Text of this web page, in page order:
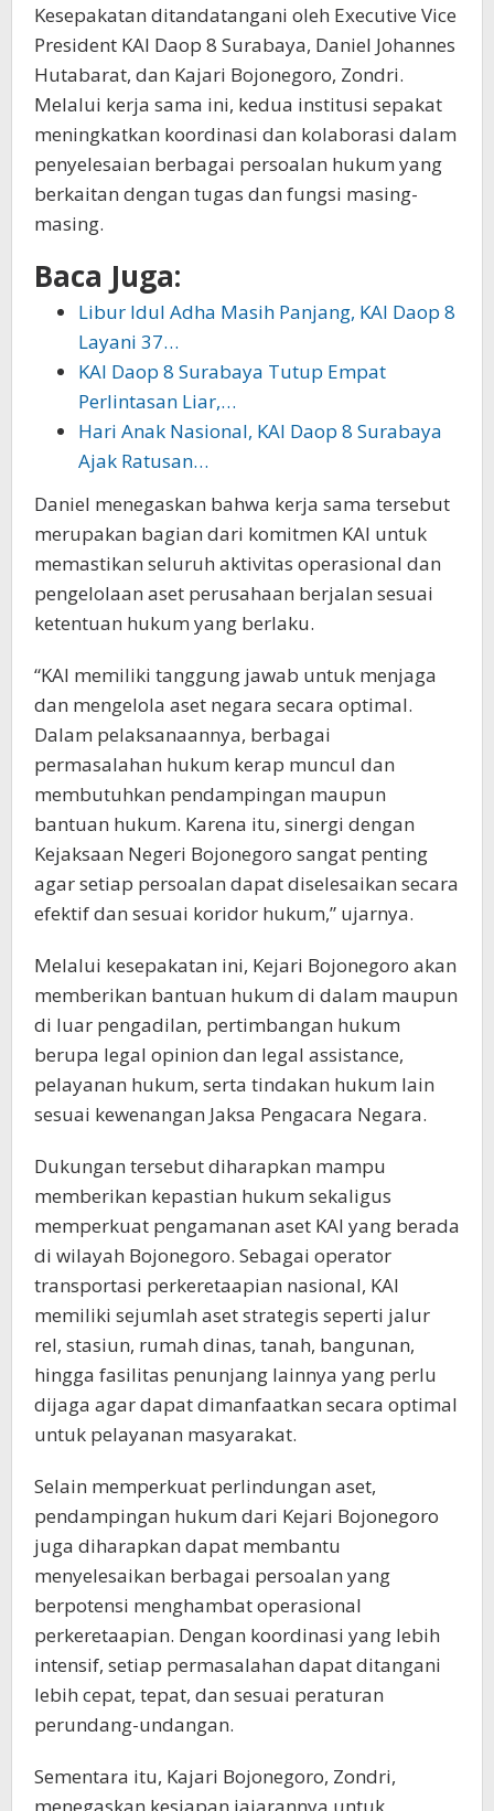
Kesepakatan ditandatangani oleh Executive Vice
President KAI Daop 8 Surabaya, Daniel Johannes
Hutabarat, dan Kajari Bojonegoro, Zondri.
Melalui kerja sama ini, kedua institusi sepakat
meningkatkan koordinasi dan kolaborasi dalam
penyelesaian berbagai persoalan hukum yang
berkaitan dengan tugas dan fungsi masing-
masing.
Baca Juga:
Libur Idul Adha Masih Panjang, KAI Daop 8
Layani 37…
KAI Daop 8 Surabaya Tutup Empat
Perlintasan Liar,…
Hari Anak Nasional, KAI Daop 8 Surabaya
Ajak Ratusan…
Daniel menegaskan bahwa kerja sama tersebut
merupakan bagian dari komitmen KAI untuk
memastikan seluruh aktivitas operasional dan
pengelolaan aset perusahaan berjalan sesuai
ketentuan hukum yang berlaku.
“KAI memiliki tanggung jawab untuk menjaga
dan mengelola aset negara secara optimal.
Dalam pelaksanaannya, berbagai
permasalahan hukum kerap muncul dan
membutuhkan pendampingan maupun
bantuan hukum. Karena itu, sinergi dengan
Kejaksaan Negeri Bojonegoro sangat penting
agar setiap persoalan dapat diselesaikan secara
efektif dan sesuai koridor hukum,” ujarnya.
Melalui kesepakatan ini, Kejari Bojonegoro akan
memberikan bantuan hukum di dalam maupun
di luar pengadilan, pertimbangan hukum
berupa legal opinion dan legal assistance,
pelayanan hukum, serta tindakan hukum lain
sesuai kewenangan Jaksa Pengacara Negara.
Dukungan tersebut diharapkan mampu
memberikan kepastian hukum sekaligus
memperkuat pengamanan aset KAI yang berada
di wilayah Bojonegoro. Sebagai operator
transportasi perkeretaapian nasional, KAI
memiliki sejumlah aset strategis seperti jalur
rel, stasiun, rumah dinas, tanah, bangunan,
hingga fasilitas penunjang lainnya yang perlu
dijaga agar dapat dimanfaatkan secara optimal
untuk pelayanan masyarakat.
Selain memperkuat perlindungan aset,
pendampingan hukum dari Kejari Bojonegoro
juga diharapkan dapat membantu
menyelesaikan berbagai persoalan yang
berpotensi menghambat operasional
perkeretaapian. Dengan koordinasi yang lebih
intensif, setiap permasalahan dapat ditangani
lebih cepat, tepat, dan sesuai peraturan
perundang-undangan.
Sementara itu, Kajari Bojonegoro, Zondri,
menegaskan kesiapan jajarannya untuk